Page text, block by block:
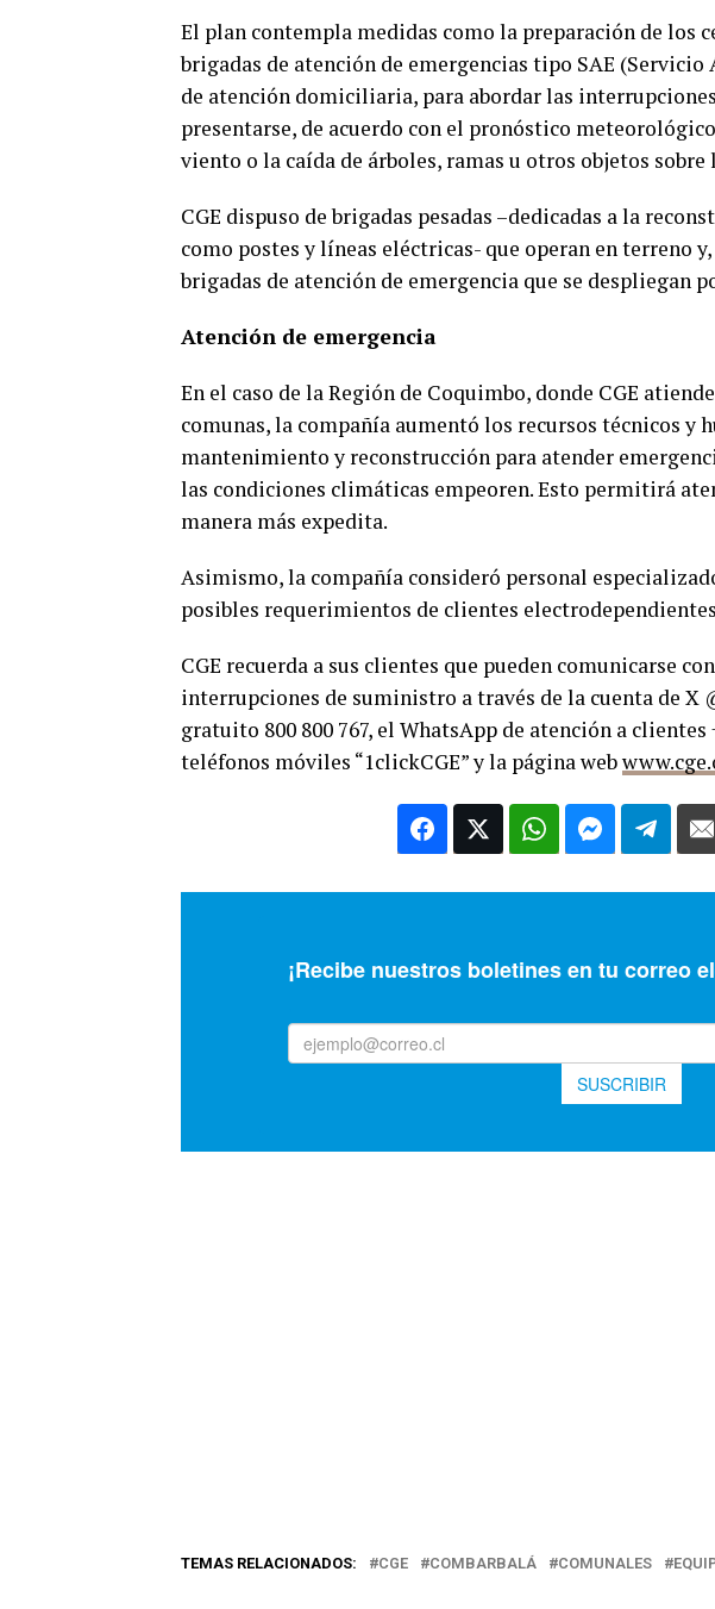
El plan contempla medidas como la preparación de los
brigadas de atención de emergencias tipo SAE
de atención domiciliaria, para abordar las
presentarse, de acuerdo con el pronóstico
viento o la caída de árboles, ramas u otros objetos sobre
CGE dispuso de brigadas pesadas –dedicadas a la
como postes y líneas eléctricas- que operan en terreno
brigadas de atención de emergencia que se despliegan
Atención de emergencia
En el caso de la Región de Coquimbo, donde CGE
comunas, la compañía aumentó los recursos técnicos y
mantenimiento y reconstrucción para atender
las condiciones climáticas empeoren. Esto permitirá
manera más expedita.
Asimismo, la compañía consideró personal
posibles requerimientos de clientes
CGE recuerda a sus clientes que pueden comunicarse
interrupciones de suministro a través de la cuenta de X
gratuito 800 800 767, el WhatsApp de atención a clientes
teléfonos móviles “1clickCGE” y la página web
TEMAS RELACIONADOS: CGE COMBARBALÁ COMUNALES